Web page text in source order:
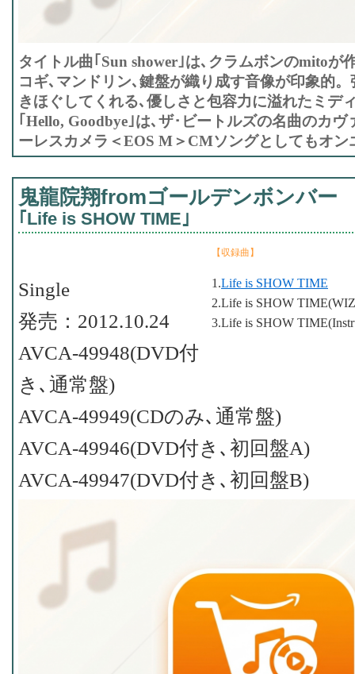
タイトル曲｢Sun shower｣は､クラムボンのmitoが
コギ､マンドリン､鍵盤が織り成す音像が印象的
きほぐしてくれる､優しさと包容力に溢れたミデ
｢Hello, Goodbye｣は､ザ･ビートルズの名曲のカヴ
ーレスカメラ＜EOS M＞CMソングとしてもオン
鬼龍院翔fromゴールデンボンバー
｢Life is SHOW TIME｣
【収録曲】
1.Life is SHOW TIME
2.Life is SHOW
3.Life is SHOW
Single
発売：2012.10.24
AVCA-49948(DVD付
き､通常盤)
AVCA-49949(CDのみ､通常盤)
AVCA-49946(DVD付き､初回盤A)
AVCA-49947(DVD付き､初回盤B)